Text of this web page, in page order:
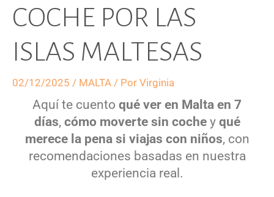
COCHE POR LAS
ISLAS MALTESAS
02/12/2025 / MALTA / Por Virginia
Aquí te cuento qué ver en Malta en 7
días, cómo moverte sin cochey qué
merece la pena si viajas con niños, con
recomendaciones basadas en nuestra
experiencia real.